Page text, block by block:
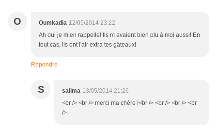
O Oumkadia 12/05/2014 23:22
Ah oui je m en rappelle! Ils m avaient bien plu à moi aussi! En
tout cas, ils ont l'air extra tes gâteaux!
Répondre
S salima 13/05/2014 21:26
<br /> <br /> merci ma chère !<br /> <br /> <br /> <br
/>